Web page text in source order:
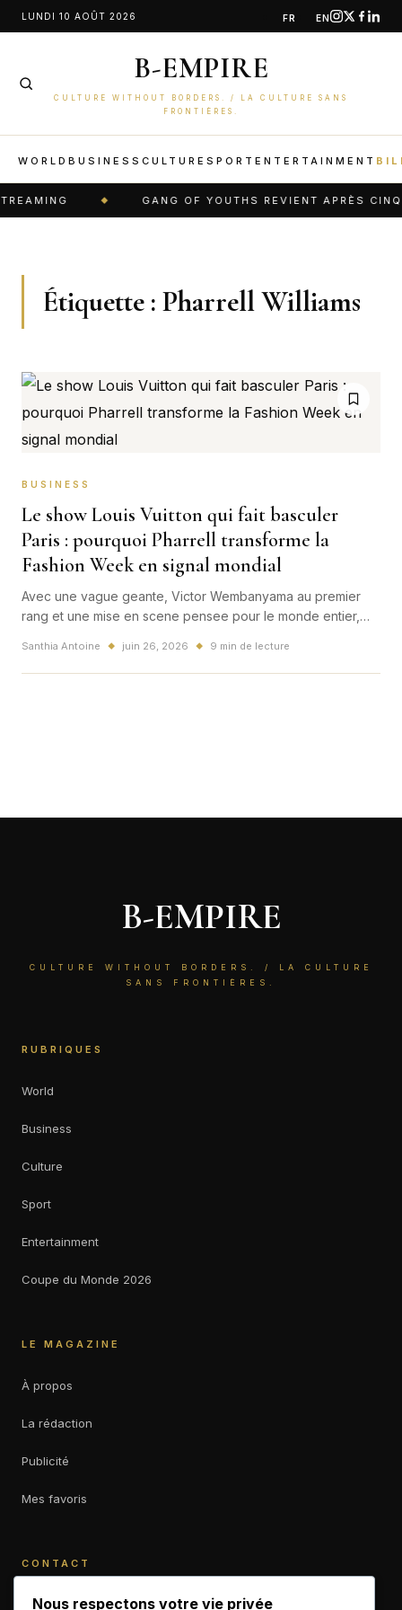
AllerLUNDI 10 AOÛT 2026 FR EN
B-EMPIRE
CULTURE WITHOUT BORDERS. / LA CULTURE SANS
FRONTIÈRES.
WORLD BUSINESS CULTURE SPORT ENTERTAINMENT
GANG OF YOUTHS REVIENT APRÈS
Étiquette : Pharrell Williams
BUSINESS
Le show Louis Vuitton qui fait basculer
Paris : pourquoi Pharrell transforme la
Fashion Week en signal mondial
Avec une vague geante, Victor Wembanyama au premier
rang et une mise en scene pensee pour le monde entier,
global version 2026.
Santhia Antoine ◆ juin 26, 2026 ◆ 9 min de lecture
B-EMPIRE
CULTURE WITHOUT BORDERS. / LA CULTURE
SANS FRONTIÈRES.
RUBRIQUES
World
Business
Culture
Sport
Entertainment
Coupe du Monde 2026
LE MAGAZINE
À propos
La rédaction
Publicité
Mes favoris
CONTACT
contact@b-empiremagazine.com
Nous respectons votre vie privée